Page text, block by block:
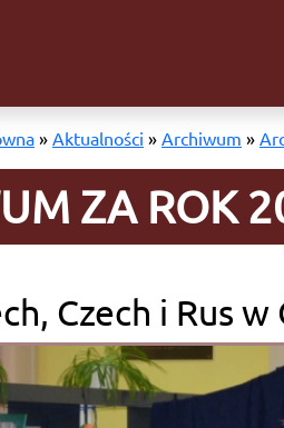
» Aktualności » Archiwum »
ZA ROK
Czech i Rus